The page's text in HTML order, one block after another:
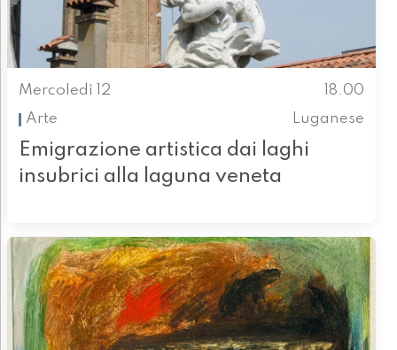
Mercoledì 12
18.00
Arte
Luganese
Emigrazione artistica dai laghi
insubrici alla laguna veneta